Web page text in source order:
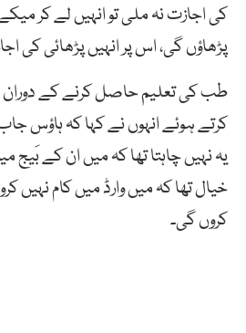
کی اجازت نہ ملی تو انہیں لے کر
پڑھاؤں گی، اس پر انہیں پڑھائی کی
طب کی تعلیم حاصل کرنے کے دوران
کرتے ہوئے انہوں نے کہا کہ ہاؤس
یہ نہیں چاہتا تھا کہ میں ان کے بَیج
خیال تھا کہ میں وارڈ میں کام نہیں
کروں گی۔